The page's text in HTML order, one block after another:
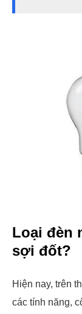
Loại đèn
sợi đốt?
Hiện nay, trên
các tính năng,